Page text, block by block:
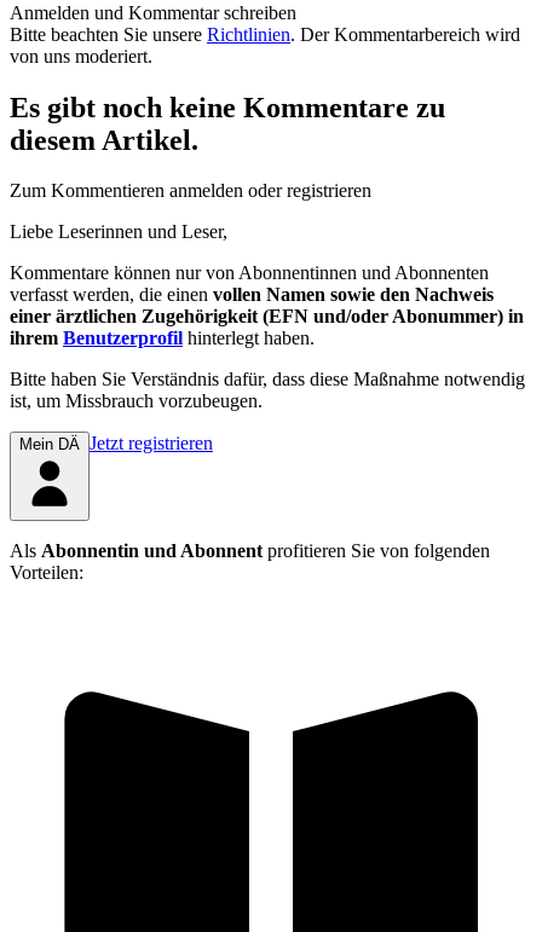
Anmelden und Kommentar schreiben
Bitte beachten Sie unsere Richtlinien. Der Kommentarbereich wird
von uns moderiert.
Es gibt noch keine Kommentare zu
diesem Artikel.
Zum Kommentieren anmelden oder registrieren
Liebe Leserinnen und Leser,
Kommentare können nur von Abonnentinnen und Abonnenten
verfasst werden, die einen vollen Namen sowie den Nachweis
einer ärztlichen Zugehörigkeit (EFN und/oder Abonummer) in
ihrem Benutzerprofil hinterlegt haben.
Bitte haben Sie Verständnis dafür, dass diese Maßnahme notwendig
ist, um Missbrauch vorzubeugen.
Mein DÄ Jetzt registrieren
Als Abonnentin und Abonnentprofitieren Sie von folgenden
Vorteilen: